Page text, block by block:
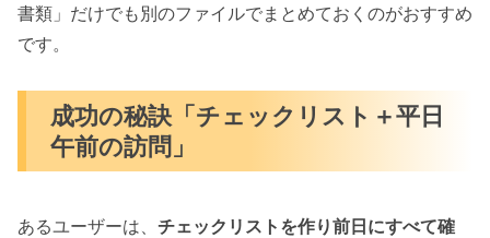
書類」だけでも別のファイルでまとめておくのがおすすめ
です。
成功の秘訣「チェックリスト＋平日
午前の訪問」
あるユーザーは、 チェックリストを作り前日にすべて確